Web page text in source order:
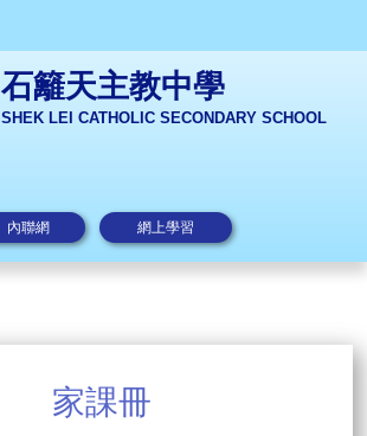
石籬天主教中學
SHEK LEI CATHOLIC SECONDARY SCHOOL
內聯網 網上學習
家課冊